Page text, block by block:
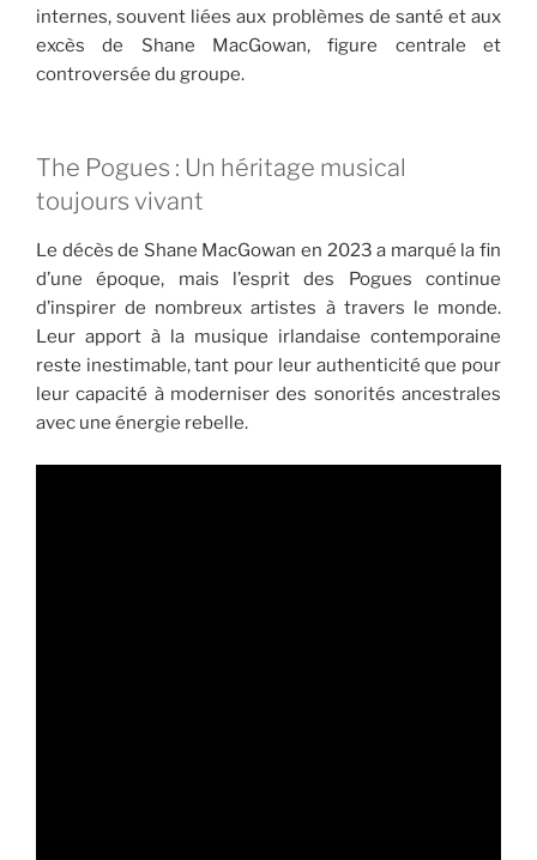
internes, souvent liées aux problèmes de santé et aux
excès de Shane MacGowan, figure centrale et
controversée du groupe.
The Pogues : Un héritage musical
toujours vivant
Le décès de Shane MacGowan en 2023 a marqué la fin
d’une époque, mais l’esprit des Pogues continue
d’inspirer de nombreux artistes à travers le monde.
Leur apport à la musique irlandaise contemporaine
reste inestimable, tant pour leur authenticité que pour
leur capacité à moderniser des sonorités ancestrales
avec une énergie rebelle.